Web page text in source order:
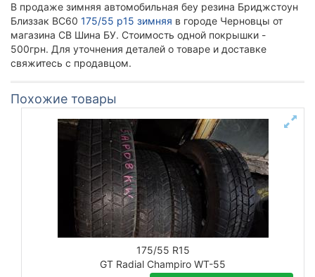
В продаже зимняя автомобильная беу резина Бриджстоун
Близзак ВС60 175/55 р15 зимняя в городе Черновцы от
магазина СВ Шина БУ. Стоимость одной покрышки -
500грн. Для уточнения деталей о товаре и доставке
свяжитесь с продавцом.
Похожие товары
175/55 R15
GT Radial Champiro WT-55